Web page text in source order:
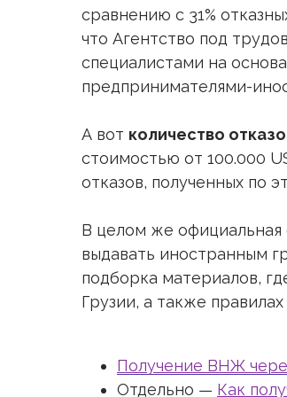
сравнению с 31%
что Агентство под
специалистами на
предпринимателями-
А вот количество
стоимостью от 100.000
отказов, полученных по
В целом же официальная
выдавать иностранным
подборка материалов,
Грузии, а также
Получение ВНЖ
Отдельно ― Как